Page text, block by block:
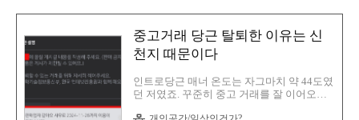
마 전 일이었죠? 구글 블로그가 통째로 삭제
는 구글측에서도 알려주지 않습니다. 다만
제 생각에는 아마 커미션 링크글이 원인이지
않을까 싶어요. 만약 사실이 그렇다면 이거
이거 결국 계란을 한 바구니에 담지 못하는
해프닝이 발생하고 맙니다. 따라서 현재 방
향을 잡은건 다음과 같습니다. 1. 순수 개인
콘텐츠 : TOSTORY, BLOGGER2. 커미션 링
중고거래 당근 탈퇴한 이유는 신
천지 때문이다
인트로당근 매너 온도는 자그마치 약 44도였
던 저였죠. 꾸준히 중고 거래를 잘 이어오던